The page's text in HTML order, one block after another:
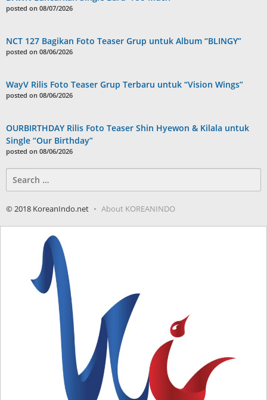
posted on 08/07/2026
NCT 127 Bagikan Foto Teaser Grup untuk Album “BLINGY”
posted on 08/06/2026
WayV Rilis Foto Teaser Grup Terbaru untuk “Vision Wings”
posted on 08/06/2026
OURBIRTHDAY Rilis Foto Teaser Shin Hyewon & Kilala untuk
Single “Our Birthday”
posted on 08/06/2026
for:
© 2018 KoreanIndo.net About KOREANINDO